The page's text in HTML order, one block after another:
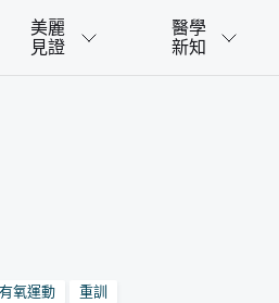
美麗
見證
醫學
新知
有氧運動 重訓